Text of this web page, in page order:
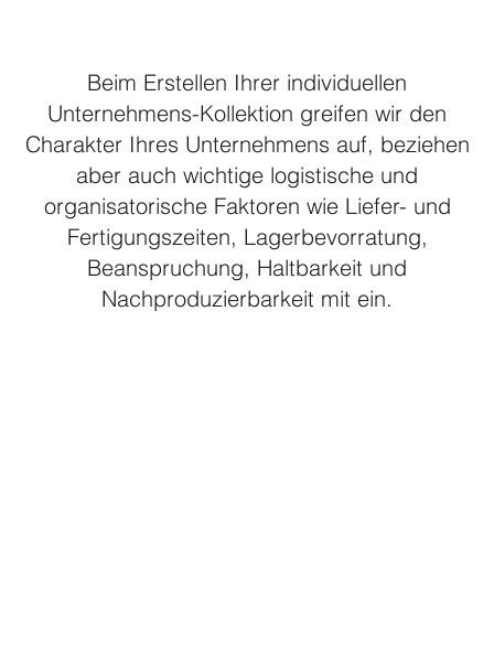
Beim Erstellen Ihrer individuellen
Unternehmens-Kollektion greifen wir den
Charakter Ihres Unternehmens auf, beziehen
aber auch wichtige logistische und
organisatorische Faktoren wie Liefer- und
Fertigungszeiten, Lagerbevorratung,
Beanspruchung, Haltbarkeit und
Nachproduzierbarkeit mit ein.